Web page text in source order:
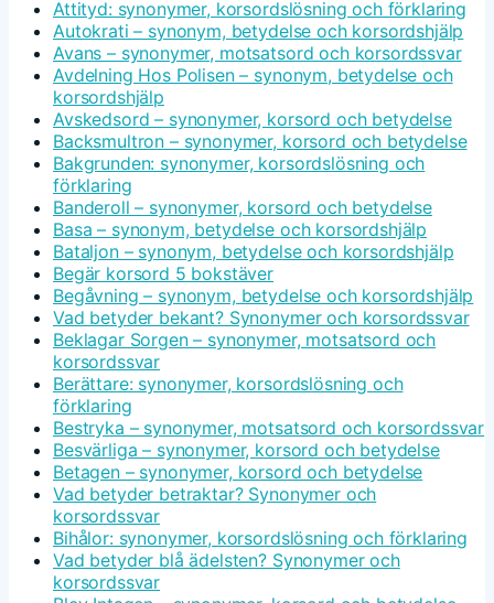
Attityd: synonymer, korsordslösning och förklaring
Autokrati – synonym, betydelse och korsordshjälp
Avans – synonymer, motsatsord och korsordssvar
Avdelning Hos Polisen – synonym, betydelse och
korsordshjälp
Avskedsord – synonymer, korsord och betydelse
Backsmultron – synonymer, korsord och betydelse
Bakgrunden: synonymer, korsordslösning och
förklaring
Banderoll – synonymer, korsord och betydelse
Basa – synonym, betydelse och korsordshjälp
Bataljon – synonym, betydelse och korsordshjälp
Begär korsord 5 bokstäver
Begåvning – synonym, betydelse och korsordshjälp
Vad betyder bekant? Synonymer och korsordssvar
Beklagar Sorgen – synonymer, motsatsord och
korsordssvar
Berättare: synonymer, korsordslösning och
förklaring
Bestryka – synonymer, motsatsord och korsordssvar
Besvärliga – synonymer, korsord och betydelse
Betagen – synonymer, korsord och betydelse
Vad betyder betraktar? Synonymer och
korsordssvar
Bihålor: synonymer, korsordslösning och förklaring
Vad betyder blå ädelsten? Synonymer och
korsordssvar